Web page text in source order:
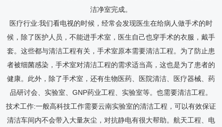
洁净室完成。
医疗行业:我们看电视的时候，经常会发现医生在给病人做手术的时
候，除了医护人员，不能进手术室，医生自己也穿手术的衣服，戴手
套。这些都与清洁工程有关，手术室原本需要清洁工程。为了防止患
者被细菌感染，手术室对清洁工程的需求适当高，这也是为了患者的
健康。此外，除了手术室，还有生物医药、医院清洁、医疗器械、药
品研讨会、实验室、GNP药业工程、实验室等。也需要清洁工程。
技术工作:一般高科技工作需要云南实验室的清洁工程，可以有效保证
清洁车间内不会带入大量灰尘，对抗静电有很大帮助。航天工程、电